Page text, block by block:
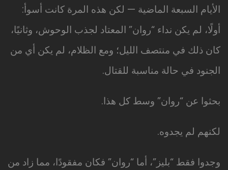
الأيام السبعة الماضية — لكن هذه المرة كانت أسوأ:
أولًا، لم يكن نداء “روان” المعتاد لجذب الوحوش، وثانيًا،
كان ذلك في منتصف الليل؛ ومع الظلام، لم يكن أي من
الجنود في حالة مناسبة للقتال.
بحثوا عن “روان” وسط كل هذا.
لكنهم لم يجدوه.
وجدوا فقط “بليز”، أما “روان” فكان مفقودًا، مما زاد من